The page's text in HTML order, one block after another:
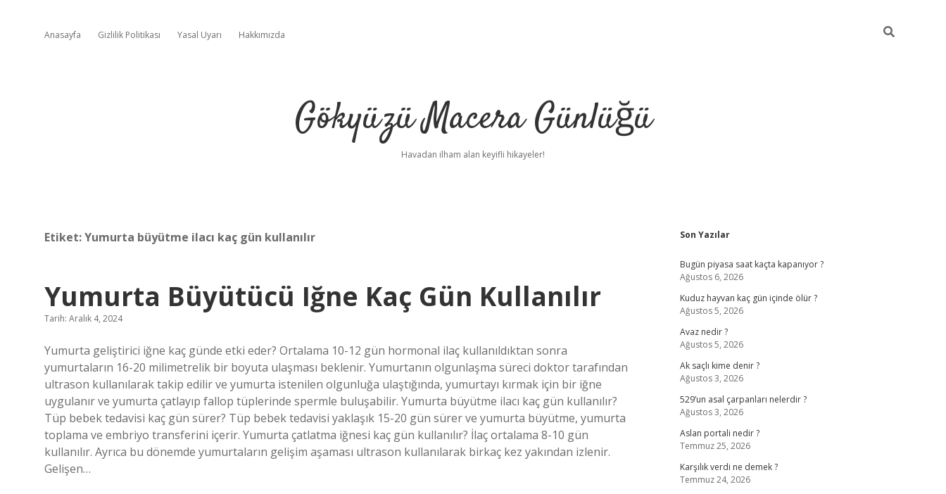
Anasayfa Gizlilik Politikası Yasal Uyarı Hakkımızda
Gökyüzü Macera Günlüğü
Havadan ilham alan keyifli hikayeler!
Etiket:Yumurta büyütme ilacı kaç gün kullanılır
Yumurta Büyütücü Iğne Kaç Gün Kullanılır
Tarih: Aralık 4, 2024
Yumurta geliştirici iğne kaç günde etki eder? Ortalama 10-12 gün hormonal ilaç kullanıldıktan sonra
yumurtaların 16-20 milimetrelik bir boyuta ulaşması beklenir. Yumurtanın olgunlaşma süreci doktor tarafından
ultrason kullanılarak takip edilir ve yumurta istenilen olgunluğa ulaştığında, yumurtayı kırmak için bir iğne
uygulanır ve yumurta çatlayıp fallop tüplerinde spermle buluşabilir. Yumurta büyütme ilacı kaç gün kullanılır?
Tüp bebek tedavisi kaç gün sürer? Tüp bebek tedavisi yaklaşık 15-20 gün sürer ve yumurta büyütme, yumurta
toplama ve embriyo transferini içerir. Yumurta çatlatma iğnesi kaç gün kullanılır? İlaç ortalama 8-10 gün
kullanılır. Ayrıca bu dönemde yumurtaların gelişim aşaması ultrason kullanılarak birkaç kez yakından izlenir.
Gelişen…
Sidebar
Son Yazılar
Bugün piyasa saat kaçta kapanıyor ?
Ağustos 6, 2026
Kuduz hayvan kaç gün içinde ölür ?
Ağustos 5, 2026
Avaz nedir ?
Ağustos 5, 2026
Ak saçlı kime denir ?
Ağustos 3, 2026
529’un asal çarpanları nelerdir ?
Ağustos 3, 2026
Aslan portali nedir ?
Temmuz 25, 2026
Karşılık verdi ne demek ?
Temmuz 24, 2026